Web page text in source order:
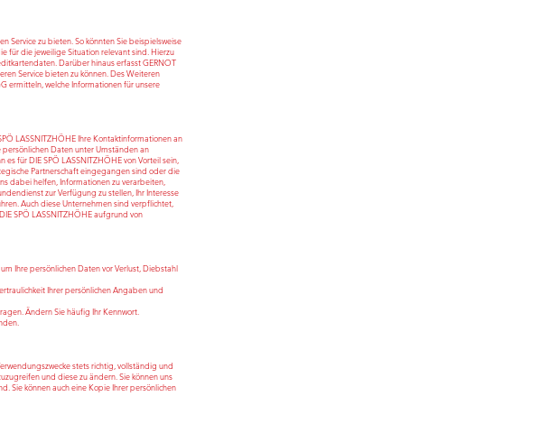
Service zu bieten. So könnten Sie beispielsweise
für die jeweilige Situation relevant sind. Hierzu
Darüber hinaus erfasst GERNOT
Service bieten zu können. Des Weiteren
ermitteln, welche Informationen für unsere
LASSNITZHÖHE Ihre Kontaktinformationen an
persönlichen Daten unter Umständen an
für DIE SPÖ LASSNITZHÖHE von Vorteil sein,
Partnerschaft eingegangen sind oder die
dabei helfen, Informationen zu verarbeiten,
zur Verfügung zu stellen, Ihr Interesse
Auch diese Unternehmen sind verpflichtet,
SPÖ LASSNITZHÖHE aufgrund von
Ihre persönlichen Daten vor Verlust, Diebstahl
Ihrer persönlichen Angaben und
Ändern Sie häufig Ihr Kennwort.
stets richtig, vollständig und
und diese zu ändern. Sie können uns
Sie können auch eine Kopie Ihrer persönlichen